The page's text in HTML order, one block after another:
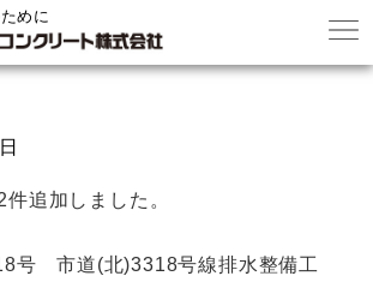
めに
追加しました。
号 市道(北)3318号線排水整備工